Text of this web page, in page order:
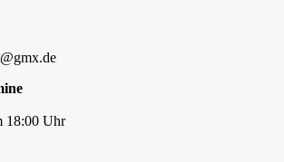
18:00 Uhr